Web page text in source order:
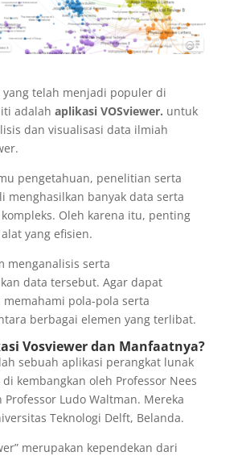
yang telah menjadi populer di
adalah aplikasi VOSviewer. untuk
dan visualisasi data ilmiah
pengetahuan, penelitian serta
menghasilkan banyak data serta
Oleh karena itu, penting
yang efisien.
menganalisis serta
data tersebut. Agar dapat
pola-pola serta
berbagai elemen yang terlibat.
Vosviewer dan Manfaatnya?
sebuah aplikasi perangkat lunak
kembangkan oleh Professor Nees
Professor Ludo Waltman. Mereka
Teknologi Delft, Belanda.
merupakan kependekan dari